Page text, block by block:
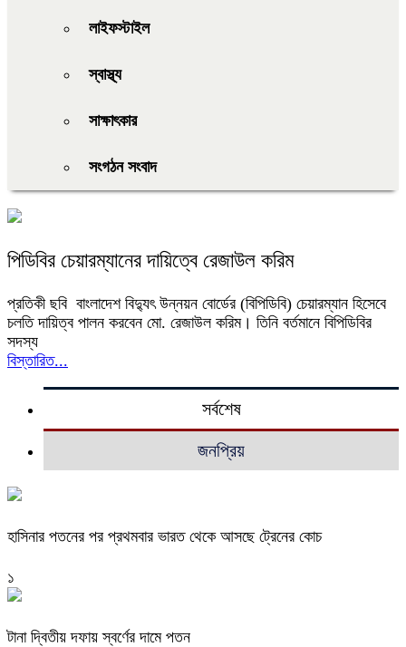
লাইফস্টাইল
স্বাস্থ্য
সাক্ষাৎকার
সংগঠন সংবাদ
পিডিবির চেয়ারম্যানের দায়িত্বে রেজাউল করিম
প্রতিকী ছবি বাংলাদেশ বিদ্যুৎ উন্নয়ন বোর্ডের (বিপিডিবি) চেয়ারম্যান হিসেবে
চলতি দায়িত্ব পালন করবেন মো. রেজাউল করিম। তিনি বর্তমানে বিপিডিবির
সদস্য
বিস্তারিত...
সর্বশেষ
জনপ্রিয়
হাসিনার পতনের পর প্রথমবার ভারত থেকে আসছে ট্রেনের কোচ
১
টানা দ্বিতীয় দফায় স্বর্ণের দামে পতন